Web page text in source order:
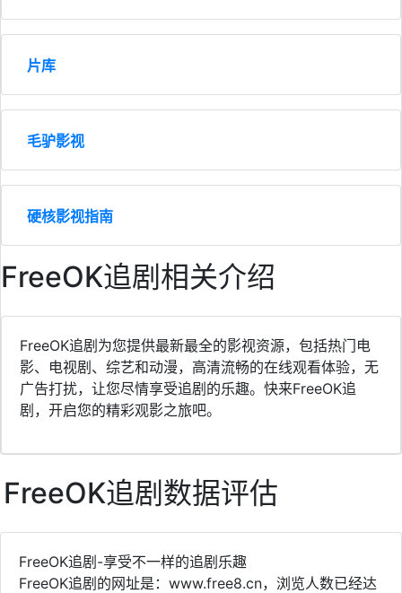
片库
毛驴影视
硬核影视指南
FreeOK追剧相关介绍
FreeOK追剧为您提供最新最全的影视资源，包括热门电
影、电视剧、综艺和动漫，高清流畅的在线观看体验，无
广告打扰，让您尽情享受追剧的乐趣。快来FreeOK追
剧，开启您的精彩观影之旅吧。
FreeOK追剧数据评估
FreeOK追剧-享受不一样的追剧乐趣
FreeOK追剧的网址是：www.free8.cn，浏览人数已经达